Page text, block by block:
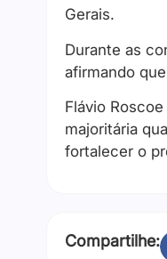
Gerais.
Durante as
afirmando
Flávio
majoritária
fortalecer o
Compartilhe: